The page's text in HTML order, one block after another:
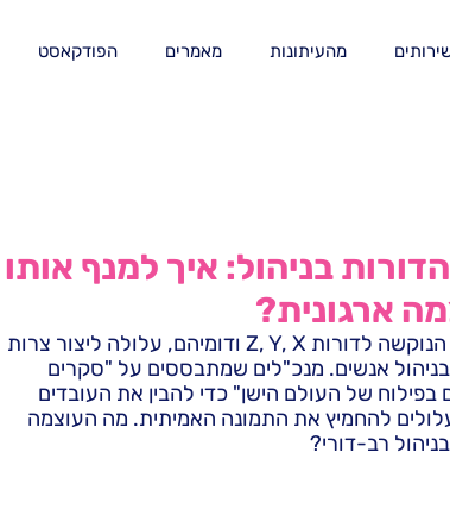
מהעיתונות מאמרים הפודקאסט
בניהול: איך למנף אותו
ארגונית?
החלוקה הנוקשה לדורות Z, Y, X ודומיהם, עלולה ליצור צרות
אנשים. מנכ"לים שמתבססים על "סקרים
בפילוח של העולם הישן" כדי להבין את העובדים
להחמיץ את התמונה האמיתית. מה העוצמה
רב-דורי?